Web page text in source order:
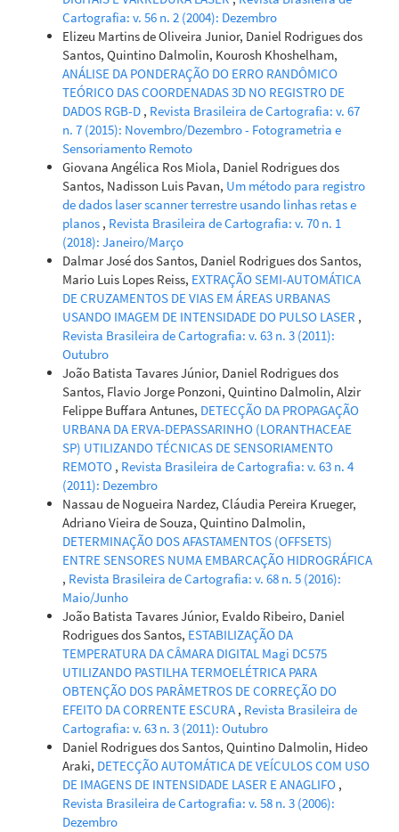
Cartografia: v. 56 n. 2 (2004): Dezembro
Elizeu Martins de Oliveira Junior, Daniel Rodrigues dos
Santos, Quintino Dalmolin, Kourosh Khoshelham,
ANÁLISE DA PONDERAÇÃO DO ERRO RANDÔMICO
TEÓRICO DAS COORDENADAS 3D NO REGISTRO DE
DADOS RGB-D , Revista Brasileira de Cartografia: v. 67
n. 7 (2015): Novembro/Dezembro - Fotogrametria e
Sensoriamento Remoto
Giovana Angélica Ros Miola, Daniel Rodrigues dos
Santos, Nadisson Luis Pavan, Um método para registro
de dados laser scanner terrestre usando linhas retas e
planos , Revista Brasileira de Cartografia: v. 70 n. 1
(2018): Janeiro/Março
Dalmar José dos Santos, Daniel Rodrigues dos Santos,
Mario Luis Lopes Reiss, EXTRAÇÃO SEMI-AUTOMÁTICA
DE CRUZAMENTOS DE VIAS EM ÁREAS URBANAS
USANDO IMAGEM DE INTENSIDADE DO PULSO LASER ,
Revista Brasileira de Cartografia: v. 63 n. 3 (2011):
Outubro
João Batista Tavares Júnior, Daniel Rodrigues dos
Santos, Flavio Jorge Ponzoni, Quintino Dalmolin, Alzir
Felippe Buffara Antunes, DETECÇÃO DA PROPAGAÇÃO
URBANA DA ERVA-DEPASSARINHO (LORANTHACEAE
SP) UTILIZANDO TÉCNICAS DE SENSORIAMENTO
REMOTO , Revista Brasileira de Cartografia: v. 63 n. 4
(2011): Dezembro
Nassau de Nogueira Nardez, Cláudia Pereira Krueger,
Adriano Vieira de Souza, Quintino Dalmolin,
DETERMINAÇÃO DOS AFASTAMENTOS (OFFSETS)
ENTRE SENSORES NUMA EMBARCAÇÃO HIDROGRÁFICA
, Revista Brasileira de Cartografia: v. 68 n. 5 (2016):
Maio/Junho
João Batista Tavares Júnior, Evaldo Ribeiro, Daniel
Rodrigues dos Santos, ESTABILIZAÇÃO DA
TEMPERATURA DA CÂMARA DIGITAL Magi DC575
UTILIZANDO PASTILHA TERMOELÉTRICA PARA
OBTENÇÃO DOS PARÂMETROS DE CORREÇÃO DO
EFEITO DA CORRENTE ESCURA , Revista Brasileira de
Cartografia: v. 63 n. 3 (2011): Outubro
Daniel Rodrigues dos Santos, Quintino Dalmolin, Hideo
Araki, DETECÇÃO AUTOMÁTICA DE VEÍCULOS COM USO
DE IMAGENS DE INTENSIDADE LASER E ANAGLIFO ,
Revista Brasileira de Cartografia: v. 58 n. 3 (2006):
Dezembro